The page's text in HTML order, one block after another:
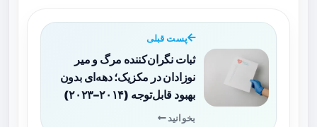
پست قبلی
ثبات نگران‌کننده مرگ و میر
نوزادان در مکزیک؛ دهه‌ای بدون
بهبود قابل‌توجه (۲۰۱۴–۲۰۲۳)
بخوانید